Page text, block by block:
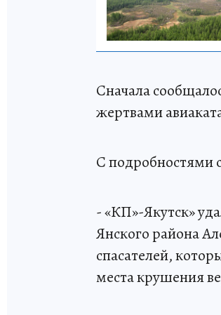
Сначала
жертвами
С подробностями
- «КП»-Якутск»
Янского района
спасателей,
места крушения